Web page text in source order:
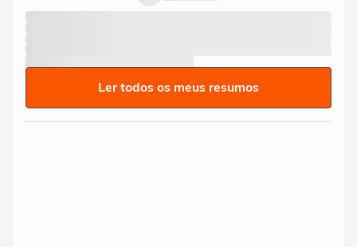
Ler todos os meus resumos